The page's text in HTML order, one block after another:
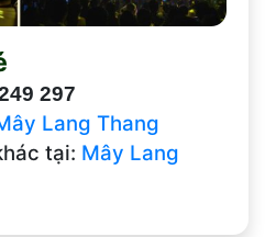
297
Lang Thang
tại: Mây Lang